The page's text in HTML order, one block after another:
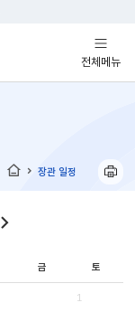
전체메뉴
열기
장관 일정
금 토
1